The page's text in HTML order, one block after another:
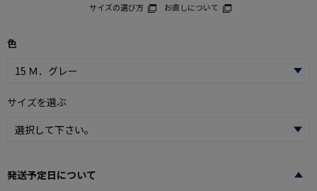
サイズの選び方 お直しについて
色
サイズを選ぶ
発送予定日について